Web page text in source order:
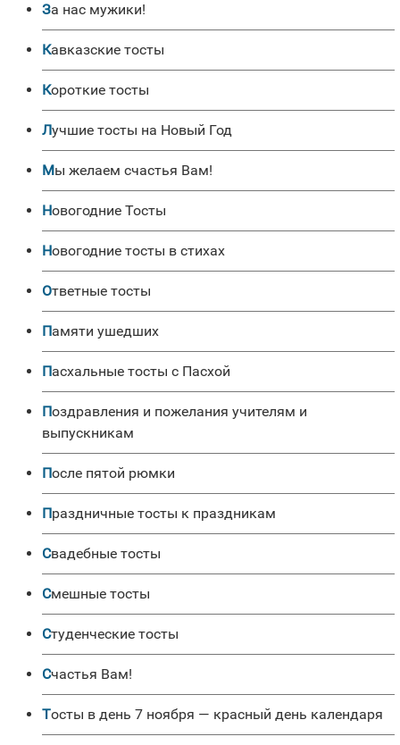
За нас мужики!
Кавказские тосты
Короткие тосты
Лучшие тосты на Новый Год
Мы желаем счастья Вам!
Новогодние Тосты
Новогодние тосты в стихах
Ответные тосты
Памяти ушедших
Пасхальные тосты с Пасхой
Поздравления и пожелания учителям и
выпускникам
После пятой рюмки
Праздничные тосты к праздникам
Свадебные тосты
Смешные тосты
Студенческие тосты
Счастья Вам!
Тосты в день 7 ноября — красный день календаря